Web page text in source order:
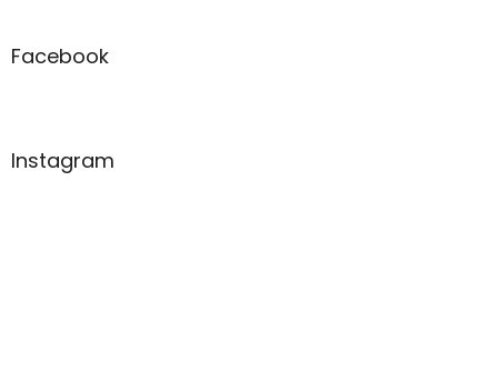
aFacebook
Instagram